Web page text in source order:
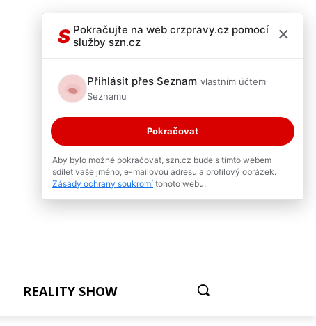
REALITY SHOW
S Pokračujte na web crzpravy.cz pomocí
služby szn.cz
×
Přihlásit přes Seznam vlastním účtem
Seznamu
Pokračovat
Aby bylo možné pokračovat, szn.cz bude s tímto webem
sdílet vaše jméno, e-mailovou adresu a profilový obrázek.
Zásady ochrany soukromí tohoto webu.